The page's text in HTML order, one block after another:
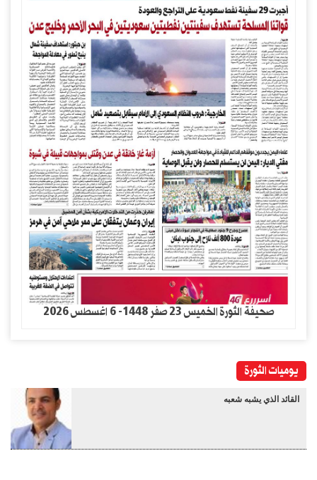
صحيفة الثورة الخميس 23 صفر 1448- 6 اغسطس 2026
يوميات الثورة
القائد الذي يشبه شعبه